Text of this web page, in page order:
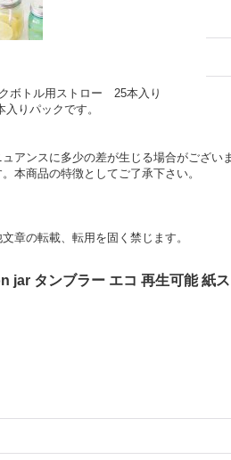
ボトル用ストロー 25本入り
りパックです。
アンスに多少の差が生じる場合がござ
本商品の特徴としてご了承下さい。
章の転載、転用を固く禁じます。
jar タンブラー エコ 再生可能 紙